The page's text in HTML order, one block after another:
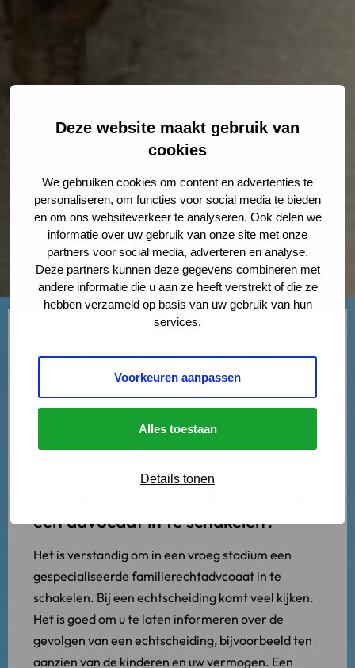
Deze website maakt gebruik van
cookies
We gebruiken cookies om content en advertenties te
personaliseren, om functies voor social media te bieden
en om ons websiteverkeer te analyseren. Ook delen we
informatie over uw gebruik van onze site met onze
partners voor social media, adverteren en analyse.
Deze partners kunnen deze gegevens combineren met
andere informatie die u aan ze heeft verstrekt of die ze
hebben verzameld op basis van uw gebruik van hun
services.
Voorkeuren aanpassen
Alles toestaan
Details tonen
ingediend bij de rechtbank. Dit verzoekschrift
moet worden ingediend door een advocaat. Als u
gaat scheiden bent u dus verplicht om een
advocaat in te schakelen.
een advocaat in te schakelen?
Het is verstandig om in een vroeg stadium een
gespecialiseerde familierechtadvcoaat in te
schakelen. Bij een echtscheiding komt veel kijken.
Het is goed om u te laten informeren over de
gevolgen van een echtscheiding, bijvoorbeeld ten
aanzien van de kinderen en uw vermogen. Een